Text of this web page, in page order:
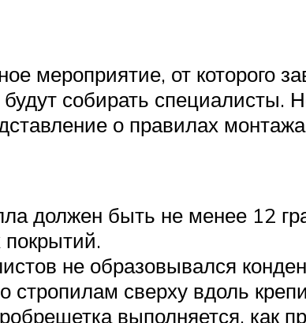
мероприятие, от которого
собирать специалисты.
о правилах
должен быть не менее 12
не образовывался
стропилам сверху вдоль
выполняется, как